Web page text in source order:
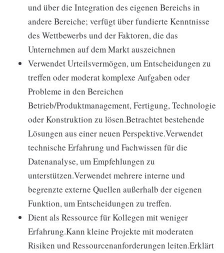
und über die Integration des eigenen Bereichs in
andere Bereiche; verfügt über fundierte Kenntnisse
des Wettbewerbs und der Faktoren, die das
Unternehmen auf dem Markt auszeichnen
Verwendet Urteilsvermögen, um Entscheidungen zu
treffen oder moderat komplexe Aufgaben oder
Probleme in den Bereichen
Betrieb/Produktmanagement, Fertigung, Technologie
oder Konstruktion zu lösen.Betrachtet bestehende
Lösungen aus einer neuen Perspektive.Verwendet
technische Erfahrung und Fachwissen für die
Datenanalyse, um Empfehlungen zu
unterstützen.Verwendet mehrere interne und
begrenzte externe Quellen außerhalb der eigenen
Funktion, um Entscheidungen zu treffen.
Dient als Ressource für Kollegen mit weniger
Erfahrung.Kann kleine Projekte mit moderaten
Risiken und Ressourcenanforderungen leiten.Erklärt